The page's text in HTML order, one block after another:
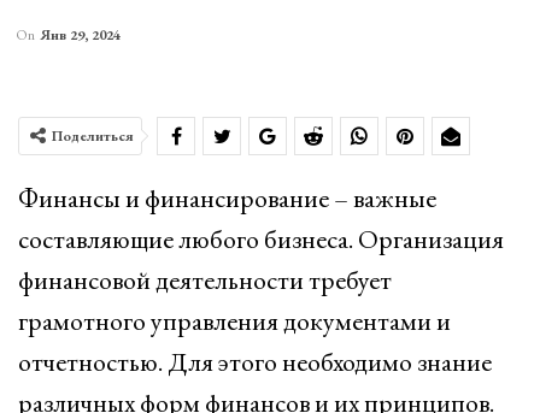
On Янв 29, 2024
Поделиться
Финансы и финансирование – важные
составляющие любого бизнеса. Организация
финансовой деятельности требует
грамотного управления документами и
отчетностью. Для этого необходимо знание
различных форм финансов и их принципов.